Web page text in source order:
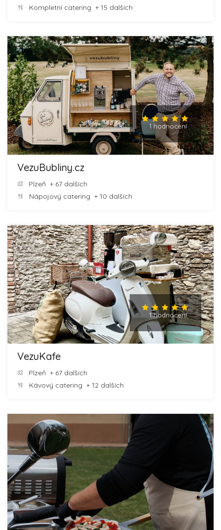
Kompletní catering + 15 dalších
1 hodnocení
VezuBubliny.cz
Plzeň + 67 dalších
Nápojový catering + 10 dalších
1 hodnocení
VezuKafe
Plzeň + 67 dalších
Kávový catering + 12 dalších